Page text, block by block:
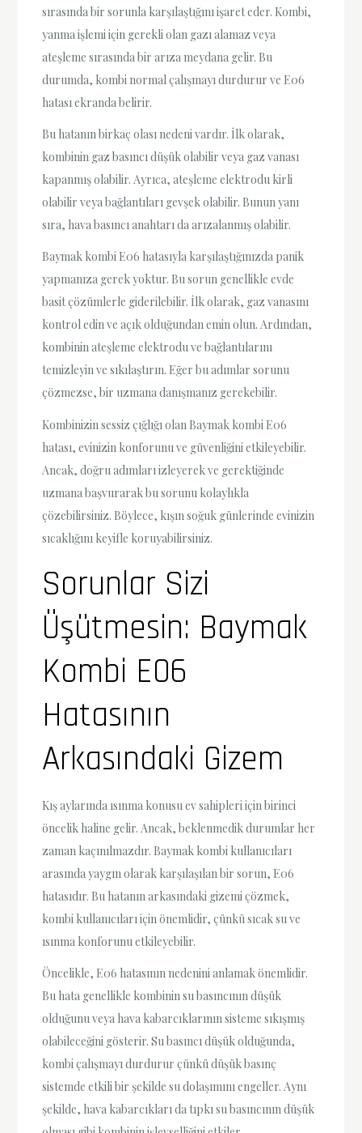
sırasında bir sorunla karşılaştığını işaret eder. Kombi,
yanma işlemi için gerekli olan gazı alamaz veya
ateşleme sırasında bir arıza meydana gelir. Bu
durumda, kombi normal çalışmayı durdurur ve E06
hatası ekranda belirir.
Bu hatanın birkaç olası nedeni vardır. İlk olarak,
kombinin gaz basıncı düşük olabilir veya gaz vanası
kapanmış olabilir. Ayrıca, ateşleme elektrodu kirli
olabilir veya bağlantıları gevşek olabilir. Bunun yanı
sıra, hava basıncı anahtarı da arızalanmış olabilir.
Baymak kombi E06 hatasıyla karşılaştığınızda panik
yapmanıza gerek yoktur. Bu sorun genellikle evde
basit çözümlerle giderilebilir. İlk olarak, gaz vanasını
kontrol edin ve açık olduğundan emin olun. Ardından,
kombinin ateşleme elektrodu ve bağlantılarını
temizleyin ve sıkılaştırın. Eğer bu adımlar sorunu
çözmezse, bir uzmana danışmanız gerekebilir.
Kombinizin sessiz çığlığı olan Baymak kombi E06
hatası, evinizin konforunu ve güvenliğini etkileyebilir.
Ancak, doğru adımları izleyerek ve gerektiğinde
uzmana başvurarak bu sorunu kolaylıkla
çözebilirsiniz. Böylece, kışın soğuk günlerinde evinizin
sıcaklığını keyifle koruyabilirsiniz.
Sorunlar Sizi
Üşütmesin: Baymak
Kombi E06
Hatasının
Arkasındaki Gizem
Kış aylarında ısınma konusu ev sahipleri için birinci
öncelik haline gelir. Ancak, beklenmedik durumlar her
zaman kaçınılmazdır. Baymak kombi kullanıcıları
arasında yaygın olarak karşılaşılan bir sorun, E06
hatasıdır. Bu hatanın arkasındaki gizemi çözmek,
kombi kullanıcıları için önemlidir, çünkü sıcak su ve
ısınma konforunu etkileyebilir.
Öncelikle, E06 hatasının nedenini anlamak önemlidir.
Bu hata genellikle kombinin su basıncının düşük
olduğunu veya hava kabarcıklarının sisteme sıkışmış
olabileceğini gösterir. Su basıncı düşük olduğunda,
kombi çalışmayı durdurur çünkü düşük basınç
sistemde etkili bir şekilde su dolaşımını engeller. Aynı
şekilde, hava kabarcıkları da tıpkı su basıncının düşük